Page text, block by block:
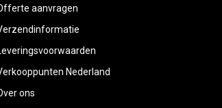
aanvragen
Nederland
ons